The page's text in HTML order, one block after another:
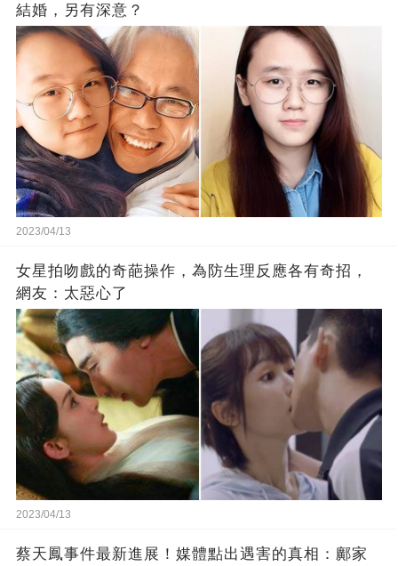
結婚，另有深意？
2023/04/13
女星拍吻戲的奇葩操作，為防生理反應各有奇招，
網友：太惡心了
2023/04/13
蔡天鳳事件最新進展！媒體點出遇害的真相：鄺家